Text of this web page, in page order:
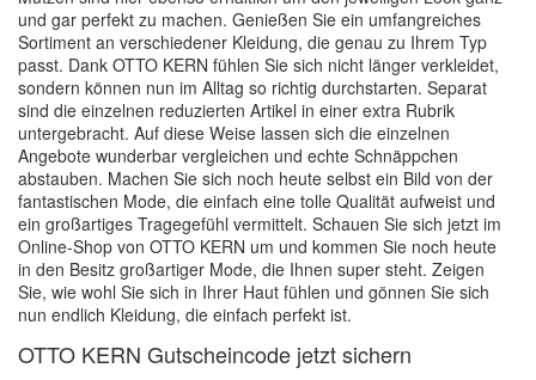
und gar perfekt zu machen. Genießen Sie ein umfangreiches
Sortiment an verschiedener Kleidung, die genau zu Ihrem Typ
passt. Dank OTTO KERN fühlen Sie sich nicht länger verkleidet,
sondern können nun im Alltag so richtig durchstarten. Separat
sind die einzelnen reduzierten Artikel in einer extra Rubrik
untergebracht. Auf diese Weise lassen sich die einzelnen
Angebote wunderbar vergleichen und echte Schnäppchen
abstauben. Machen Sie sich noch heute selbst ein Bild von der
fantastischen Mode, die einfach eine tolle Qualität aufweist und
ein großartiges Tragegefühl vermittelt. Schauen Sie sich jetzt im
Online-Shop von OTTO KERN um und kommen Sie noch heute
in den Besitz großartiger Mode, die Ihnen super steht. Zeigen
Sie, wie wohl Sie sich in Ihrer Haut fühlen und gönnen Sie sich
nun endlich Kleidung, die einfach perfekt ist.
OTTO KERN Gutscheincode jetzt sichern